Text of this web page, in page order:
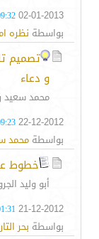
02-01-2013
PM
بواسطة نظره
تصميم
و دعاء
محمد سعيد
22-12-2012
PM
بواسطة محمد
خطوط عربية
أبو وليد
21-12-2012
PM
بواسطة بحر